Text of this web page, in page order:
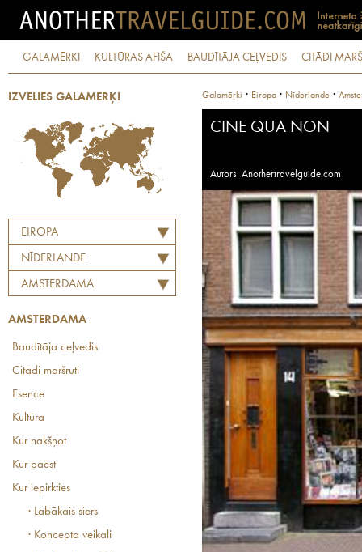
GALAMĒRĶI KULTŪRAS AFIŠA BAUDĪTĀJA CEĻVEDIS CITĀDI
IZVĒLIES GALAMĒRĶI
EIROPA
NĪDERLANDE
AMSTERDAMA
AMSTERDAMA
Baudītāja ceļvedis
Citādi maršruti
Esence
Kultūra
Kur nakšņot
Kur paēst
Kur iepirkties
· Labākais siers
· Koncepta veikali
Galamērķi · Eiropa · Nīderlande ·
CINE QUA NON
Autors: Anothertravelguide.com